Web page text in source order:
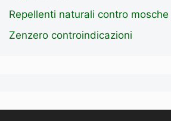
Repellenti naturali contro
Zenzero controindicazioni